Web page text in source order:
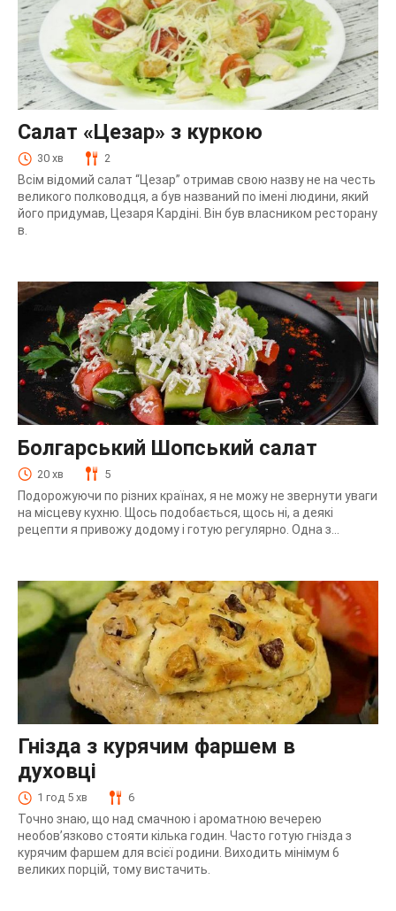
Салат «Цезар» з куркою
30 хв 2
Всім відомий салат “Цезар” отримав свою назву не на честь
великого полководця, а був названий по імені людини, який
його придумав, Цезаря Кардіні. Він був власником ресторану
в.
Болгарський Шопський салат
20 хв 5
Подорожуючи по різних країнах, я не можу не звернути уваги
на місцеву кухню. Щось подобається, щось ні, а деякі
рецепти я привожу додому і готую регулярно. Одна з...
Гнізда з курячим фаршем в
духовці
1 год 5 хв 6
Точно знаю, що над смачною і ароматною вечерею
необов’язково стояти кілька годин. Часто готую гнізда з
курячим фаршем для всієї родини. Виходить мінімум 6
великих порцій, тому вистачить.